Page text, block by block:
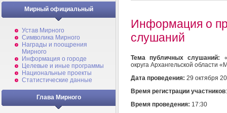
Мирный официальный
Устав Мирного
Символика Мирного
Награды и поощрения
Мирного
Информация о городе
Целевые и иные программы
Национальные проекты
Статистические данные
Глава Мирного
Информация о
слушаний
Тема публичных слушаний:
округа Архангельской области
Дата проведения: 29 октября
Время регистрации участников
Время проведения: 17:30